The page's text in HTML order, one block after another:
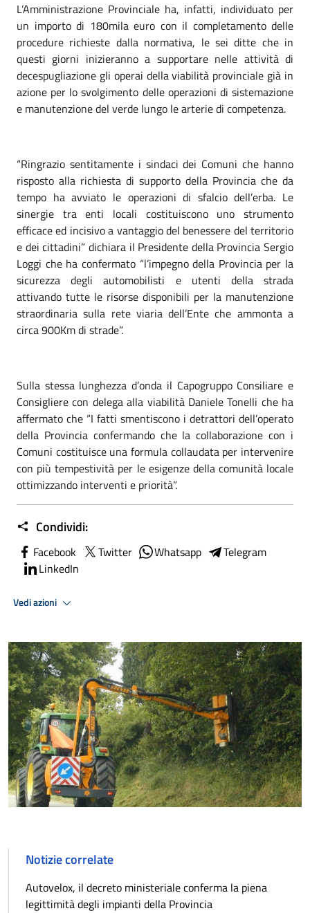
L’Amministrazione Provinciale ha, infatti, individuato per
un importo di 180mila euro con il completamento delle
procedure richieste dalla normativa, le sei ditte che in
questi giorni inizieranno a supportare nelle attività di
decespugliazione gli operai della viabilità provinciale già in
azione per lo svolgimento delle operazioni di sistemazione
e manutenzione del verde lungo le arterie di competenza.
“Ringrazio sentitamente i sindaci dei Comuni che hanno
risposto alla richiesta di supporto della Provincia che da
tempo ha avviato le operazioni di sfalcio dell’erba. Le
sinergie tra enti locali costituiscono uno strumento
efficace ed incisivo a vantaggio del benessere del territorio
e dei cittadini” dichiara il Presidente della Provincia Sergio
Loggi che ha confermato “l’impegno della Provincia per la
sicurezza degli automobilisti e utenti della strada
attivando tutte le risorse disponibili per la manutenzione
straordinaria sulla rete viaria dell’Ente che ammonta a
circa 900Km di strade”.
Sulla stessa lunghezza d’onda il Capogruppo Consiliare e
Consigliere con delega alla viabilità Daniele Tonelli che ha
affermato che “I fatti smentiscono i detrattori dell’operato
della Provincia confermando che la collaborazione con i
Comuni costituisce una formula collaudata per intervenire
con più tempestività per le esigenze della comunità locale
ottimizzando interventi e priorità”.
Condividi:
Facebook Twitter Whatsapp
Telegram
LinkedIn
Vedi azioni
Notizie correlate
Autovelox, il decreto ministeriale conferma la piena
legittimità degli impianti della Provincia